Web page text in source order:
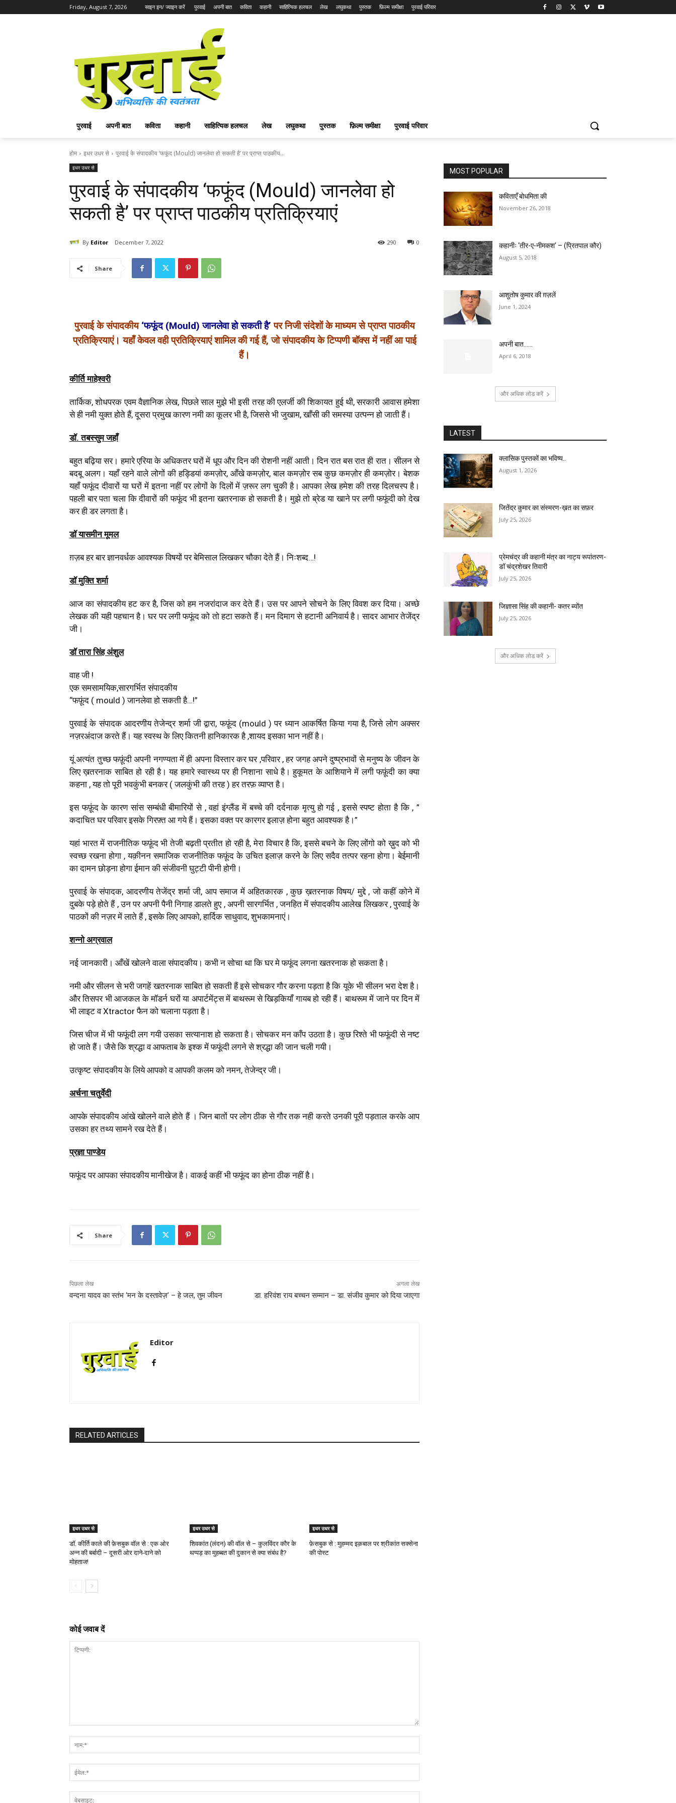
Friday, August 7, 2026 साइन इन/ ज्वाइन करें पुरवाई अपनी बात कविता कहानी साहित्यिक हलचल लेख लघुकथा पुस्तक फ़िल्म समीक्षा पुरवाई परिवार
पुरवाई अपनी बात कविता कहानी साहित्यिक हलचल लेख लघुकथा पुस्तक फ़िल्म समीक्षा पुरवाई परिवार
होम इधर उधर से पुरवाई के संपादकीय ‘फफूंद (Mould) जानलेवा हो सकती है’ पर प्राप्त पाठकीय...
इधर उधर से
पुरवाई के संपादकीय ‘फफूंद (Mould) जानलेवा हो
सकती है’ पर प्राप्त पाठकीय प्रतिक्रियाएं
By Editor December 7, 2022 0
290
Share
पुरवाई के संपादकीय ‘फफूंद (Mould) जानलेवा हो सकती है’ पर निजी संदेशों के माध्यम से प्राप्त पाठकीय
प्रतिक्रियाएं। यहाँ केवल वही प्रतिक्रियाएं शामिल की गई हैं, जो संपादकीय के टिप्पणी बॉक्स में नहीं आ पाई
हैं।
कीर्ति माहेश्वरी
तार्किक, शोधपरक एवम वैज्ञानिक लेख, पिछले साल मुझे भी इसी तरह की एलर्जी की शिकायत हुई थी, सरकारी आवास हमेशा
से ही नमी युक्त होते हैं, दूसरा प्रमुख कारण नमी का कूलर भी है, जिससे भी जुखाम, खाँसी की समस्या उत्पन्न हो जाती हैं।
डॉ. तबस्सुम जहाँ
बहुत बढ़िया सर। हमारे एरिया के अधिकतर घरों में धूप और दिन की रोशनी नहीं आती। दिन रात बस रात ही रात। सीलन से
बदबू अलग। यहाँ रहने वाले लोगों की हड्डियां कमज़ोर, आँखे कमज़ोर, बाल कमज़ोर सब कुछ कमज़ोर ही कमज़ोर। बेशक
यहाँ फफूंद दीवारों या घरों में इतना नहीं पर लोगों के दिलों में ज़रूर लग चुकी है। आपका लेख हमेश की तरह दिलचस्प है।
पहली बार पता चला कि दीवारों की फफूंद भी इतना खतरनाक हो सकती है। मुझे तो ब्रेड या खाने पर लगी फफूंदी को देख
कर ही डर लगता है।
डॉ यासमीन मूमल
ग़ज़ब हर बार ज्ञानवर्धक आवश्यक विषयों पर बेमिसाल लिखकर चौका देते हैं। निःशब्द…!
डॉ मुक्ति शर्मा
आज का संपादकीय हट कर है, जिस को हम नजरांदाज कर देते हैं। उस पर आपने सोचने के लिए विवश कर दिया। अच्छे
लेखक की यही पहचान है। घर पर लगी फफूंद को तो हटा सकते हैं। मन दिमाग से हटानी अनिवार्य है। सादर आभार तेजेंद्र
जी।
डॉ तारा सिंह अंशुल
वाह जी !
एक समसामयिक,सारगर्भित संपादकीय
“फफ़ूंद ( mould ) जानलेवा हो सकती है…!”
पुरवाई के संपादक आदरणीय तेजेन्द्र शर्मा जी द्वारा, फफ़ूंद (mould ) पर ध्यान आकर्षित किया गया है, जिसे लोग अक्सर
नज़रअंदाज करते हैं। यह स्वस्थ के लिए कितनी हानिकारक है ,शायद इसका भान नहीं है।
यूं अत्यंत तुच्छ फफ़ूंदी अपनी नगण्यता में ही अपना विस्तार कर घर ,परिवार , हर जगह अपने दुष्प्रभावों से मनुष्य के जीवन के
लिए ख़तरनाक साबित हो रही है। यह हमारे स्वास्थ्य पर ही निशाना साधे है। हुकूमत के आशियाने में लगी फफ़ूंदी का क्या
कहना , यह तो पूरी भवकुंभी बनकर ( जलकुंभी की तरह ) हर तरफ़ व्याप्त है।
इस फफ़ूंद के कारण सांस सम्बंधी बीमारियों से , वहां इंग्लैंड में बच्चे की दर्दनाक मृत्यु हो गई , इससे स्पष्ट होता है कि , ”
कदाचित घर परिवार इसके गिरफ़्त आ गये हैं। इसका वक्त पर कारगर इलाज़ होना बहुत आवश्यक है।”
यहां भारत में राजनीतिक फफ़ूंद भी तेजी बढ़ती प्रतीत हो रही है, मेरा विचार है कि, इससे बचने के लिए लोंगो को ख़ुद को भी
स्वच्छ रखना होगा , यक़ीनन समाजिक राजनीतिक फफ़ूंद के उचित इलाज़ करने के लिए सदैव तत्पर रहना होगा। बेईमानी
का दामन छोड़ना होगा ईमान की संजीवनी घुट्टी पीनी होगी।
पुरवाई के संपादक, आदरणीय तेजेंद्र शर्मा जी, आप समाज में अहितकारक , कुछ ख़तरनाक विषय/ मुद्दे , जो कहीं कोने में
दुबके पड़े होते हैं , उन पर अपनी पैनी निगाह डालते हुए , अपनी सारगर्भित , जनहित में संपादकीय आलेख लिखकर , पुरवाई के
पाठकों की नज़र में लाते हैं , इसके लिए आपको, हार्दिक साधुवाद, शुभकामनाएं।
शन्नो अग्रवाल
नई जानकारी। आँखें खोलने वाला संपादकीय। कभी न सोचा था कि घर मे फफूंद लगना खतरनाक हो सकता है।
नमी और सीलन से भरी जगहें खतरनाक साबित हो सकती हैं इसे सोचकर गौर करना पड़ता है कि यूके भी सीलन भरा देश है।
और तिसपर भी आजकल के मॉडर्न घरों या अपार्टमेंट्स में बाथरूम से खिड़कियाँ गायब हो रही हैं। बाथरूम में जाने पर दिन में
भी लाइट व Xtractor फैन को चलाना पड़ता है।
जिस चीज में भी फफूंदी लग गयी उसका सत्यानाश हो सकता है। सोचकर मन काँप उठता है। कुछ रिश्ते भी फफूंदी से नष्ट
हो जाते हैं। जैसे कि श्रद्धा व आफताब के इश्क में फफूंदी लगने से श्रद्धा की जान चली गयी।
उत्कृष्ट संपादकीय के लिये आपको व आपकी कलम को नमन, तेजेन्द्र जी।
अर्चना चतुर्वेदी
आपके संपादकीय आंखे खोलने वाले होते हैं । जिन बातों पर लोग ठीक से गौर तक नही करते उनकी पूरी पड़ताल करके आप
उसका हर तथ्य सामने रख देते हैं।
प्रज्ञा पाण्डेय
फफूंद पर आपका संपादकीय मानीखेज है। वाकई कहीं भी फफूंद का होना ठीक नहीं है।
Share
पिछला लेख
वन्दना यादव का स्तंभ ‘मन के दस्तावेज़’ – हे जल, तुम जीवन
अगला लेख
डा. हरिवंश राय बच्चन सम्मान – डा. संजीव कुमार को दिया जाएगा
Editor
RELATED ARTICLES
इधर उधर से
डॉ. कीर्ति काले की फ़ेसबुक वॉल से : एक ओर
अन्न की बर्बादी – दूसरी ओर दाने-दाने को
मोहताज!
इधर उधर से
शिवकांत (लंदन) की वॉल से – कुलविंदर कौर के
थप्पड़ का मुहब्बत की दुकान से क्या संबंध है?
इधर उधर से
फ़ेसबुक से : मुहम्मद इक़बाल पर श्रीकांत सक्सेना
की पोस्ट
कोई जवाब दें
MOST POPULAR
कविताएँ बोधमिता की
November 26, 2018
कहानीः ‘तीर-ए-नीमकश’ – (प्रितपाल कौर)
August 5, 2018
आशुतोष कुमार की ग़ज़लें
June 1, 2024
अपनी बात……
April 6, 2018
और अधिक लोड करें
LATEST
क्लासिक पुस्तकों का भविष्य..
August 1, 2026
जितेंद्र कुमार का संस्मरण-ख़त का सफ़र
July 25, 2026
प्रेमचंद्र की कहानी मंत्र का नाट्य रूपांतरण-
डॉ चंद्रशेखर तिवारी
July 25, 2026
जिज्ञासा सिंह की कहानी- कतर ब्योंत
July 25, 2026
और अधिक लोड करें